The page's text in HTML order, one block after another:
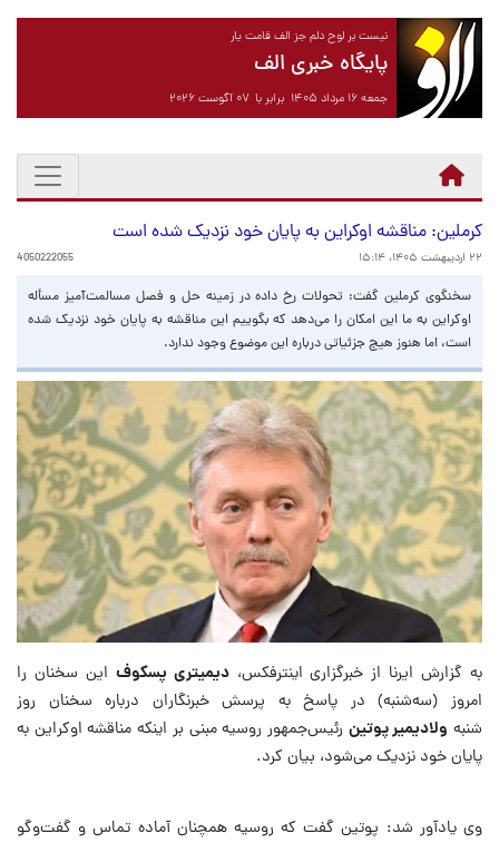
نیست بر لوح دلم جز الف قامت یار
پایگاه خبری الف
جمعه ۱۶ مرداد ۱۴۰۵ برابر با ۰۷ آگوست ۲۰۲۶
کرملین: مناقشه اوکراین به پایان خود نزدیک شده است
۲۲ اردیبهشت ۱۴۰۵، ۱۵:۱۴ 4050222055
سخنگوی کرملین گفت: تحولات رخ داده در زمینه حل و فصل مسالمت‌آمیز مسأله
اوکراین به ما این امکان را می‌دهد که بگوییم این مناقشه به پایان خود نزدیک شده
است، اما هنوز هیچ جزئیاتی درباره این موضوع وجود ندارد.
به گزارش ایرنا از خبرگزاری اینترفکس،دیمیتری پسکوف این سخنان را
امروز (سه‌شنبه) در پاسخ به پرسش خبرنگاران درباره سخنان روز
شنبه ولادیمیر پوتین رئیس‌جمهور روسیه مبنی بر اینکه مناقشه اوکراین به
پایان خود نزدیک می‌شود، بیان کرد.
وی یادآور شد: پوتین گفت که روسیه همچنان آماده تماس و گفت‌وگو